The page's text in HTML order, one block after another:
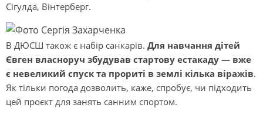
Сігулда, Вінтерберг.
В ДЮСШ також є набір санкарів. Для навчання дітей
Євген власноруч збудував стартову естакаду — вже
є невеликий спуск та прориті в землі кілька віражів.
Як тільки погода дозволить, каже, спробує, чи підходить
цей проєкт для занять санним спортом.